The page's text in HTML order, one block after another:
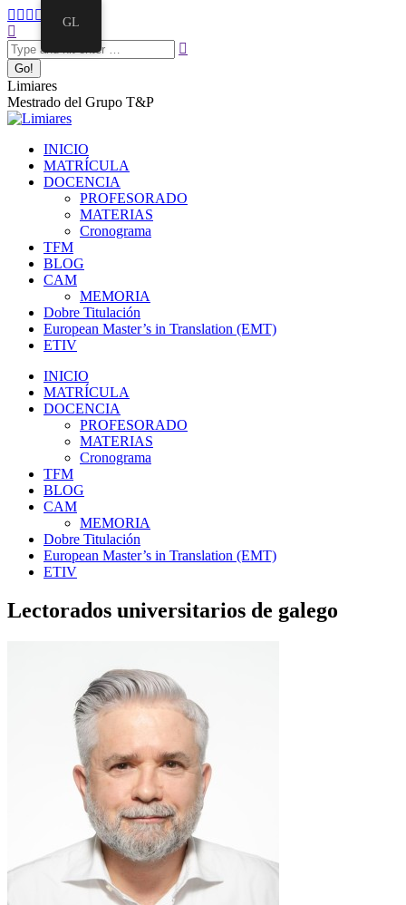
Skip
to
content
Facebook
opens
in
new
window
Twitter
opens
in
new
window
Mail
opens
in
new
window
Instagram
page
in
window
Linkedin
page
in
window
Search:
Limiares
Mestrado del Grupo T&P
INICIO
MATRÍCULA
DOCENCIA
PROFESORADO
MATERIAS
Cronograma
TFM
BLOG
CAM
MEMORIA
Dobre Titulación
European Master’s in Translation (EMT)
ETIV
INICIO
MATRÍCULA
DOCENCIA
PROFESORADO
MATERIAS
Cronograma
TFM
BLOG
CAM
MEMORIA
Dobre Titulación
European Master’s in Translation (EMT)
ETIV
Lectorados universitarios de galego
GL